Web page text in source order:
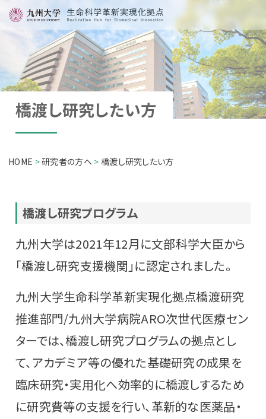
HOME
拠点について
企業の方へ
橋渡し研究したい方
HOME >研究者の方へ > 橋渡し研究したい方
橋渡し研究プログラム
九州大学は2021年12月に文部科学大臣から
「橋渡し研究支援機関」に認定されました。
九州大学生命科学革新実現化拠点橋渡研究
推進部門/九州大学病院ARO次世代医療セン
ターでは、橋渡し研究プログラムの拠点とし
て、アカデミア等の優れた基礎研究の成果を
臨床研究・実用化へ効率的に橋渡しするため
に研究費等の支援を行い、革新的な医薬品・